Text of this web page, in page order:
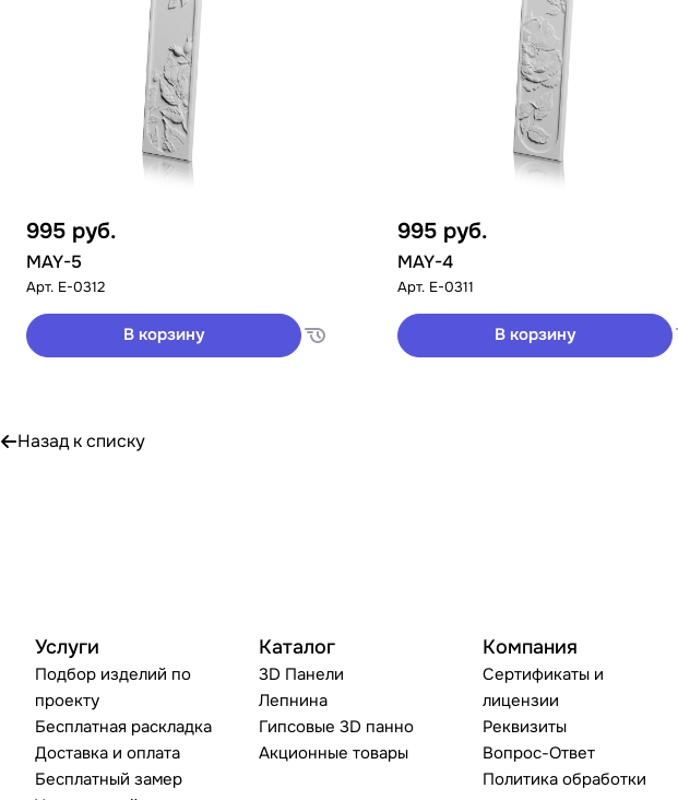
995 руб.
MAY-5
Арт. E-0312
В корзину
995 руб.
MAY-4
Арт. E-0311
В корзину
Назад к списку
Услуги
Подбор изделий по
проекту
Бесплатная раскладка
Доставка и оплата
Бесплатный замер
Каталог
3D Панели
Лепнина
Гипсовые 3D панно
Акционные товары
Компания
Сертификаты и
лицензии
Реквизиты
Вопрос-Ответ
Политика обработки